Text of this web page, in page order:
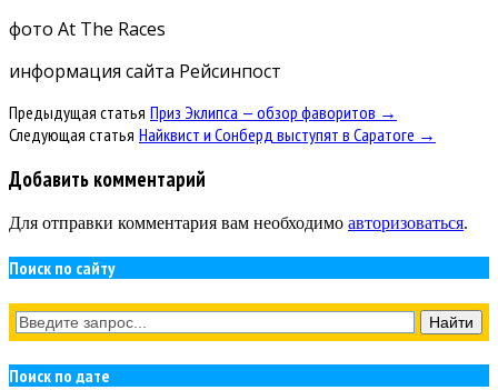
фото At The Races
информация сайта Рейсинпост
Предыдущая статья Приз Эклипса — обзор фаворитов →
Следующая статья Найквист и Сонберд выступят в Саратоге →
Добавить комментарий
Для отправки комментария вам необходимо авторизоваться.
Поиск по сайту
Поиск по дате